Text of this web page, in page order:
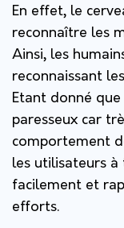
En effet, le
reconnaître les
Ainsi, les
reconnaissant
Etant donné
paresseux car
comportement
les utilisateurs
facilement et
efforts.